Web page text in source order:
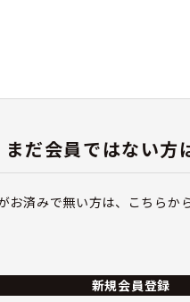
コミック・小説
まだ会員ではない方
お済みで無い方は、こちらか
新規会員登録